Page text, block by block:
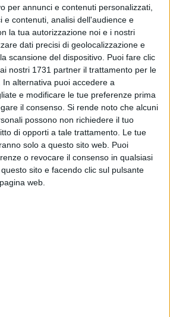
per annunci e contenuti personalizzati,
e contenuti, analisi dell'audience e
la tua autorizzazione noi e i nostri
dati precisi di geolocalizzazione e
scansione del dispositivo. Puoi fare clic
nostri 1731 partner il trattamento per le
alternativa puoi accedere a
e modificare le tue preferenze prima
il consenso. Si rende noto che alcuni
possono non richiedere il tuo
di opporti a tale trattamento. Le tue
solo a questo sito web. Puoi
o revocare il consenso in qualsiasi
sito e facendo clic sul pulsante
web.
12 NOVEMBRE 2025
forte io": il cortometraggio del
Giovanni Tortora premiato a
4 NOVEMBRE 2025
della scuola Monterisi in visita alla
22 SETTEMBRE 2025
pace dai banchi di scuola: il "San
Bosco-Battisti-Ferraris" manifesta per
SETTEMBRE 2025